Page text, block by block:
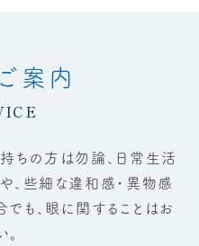
案内
ちの方は勿論、日常生活
、 些細な違和感・異物感
も、眼に関することはお